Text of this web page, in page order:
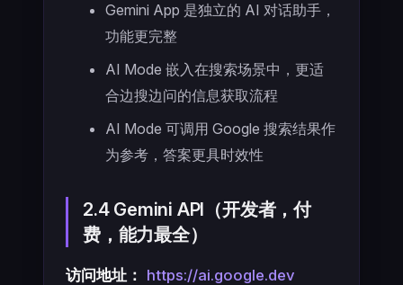
Gemini App 是独立的 AI 对话助手，
功能更完整
AI Mode 嵌入在搜索场景中，更适
合边搜边问的信息获取流程
AI Mode 可调用 Google 搜索结果作
为参考，答案更具时效性
2.4 Gemini API（开发者，付
费，能力最全）
访问地址： https://ai.google.dev